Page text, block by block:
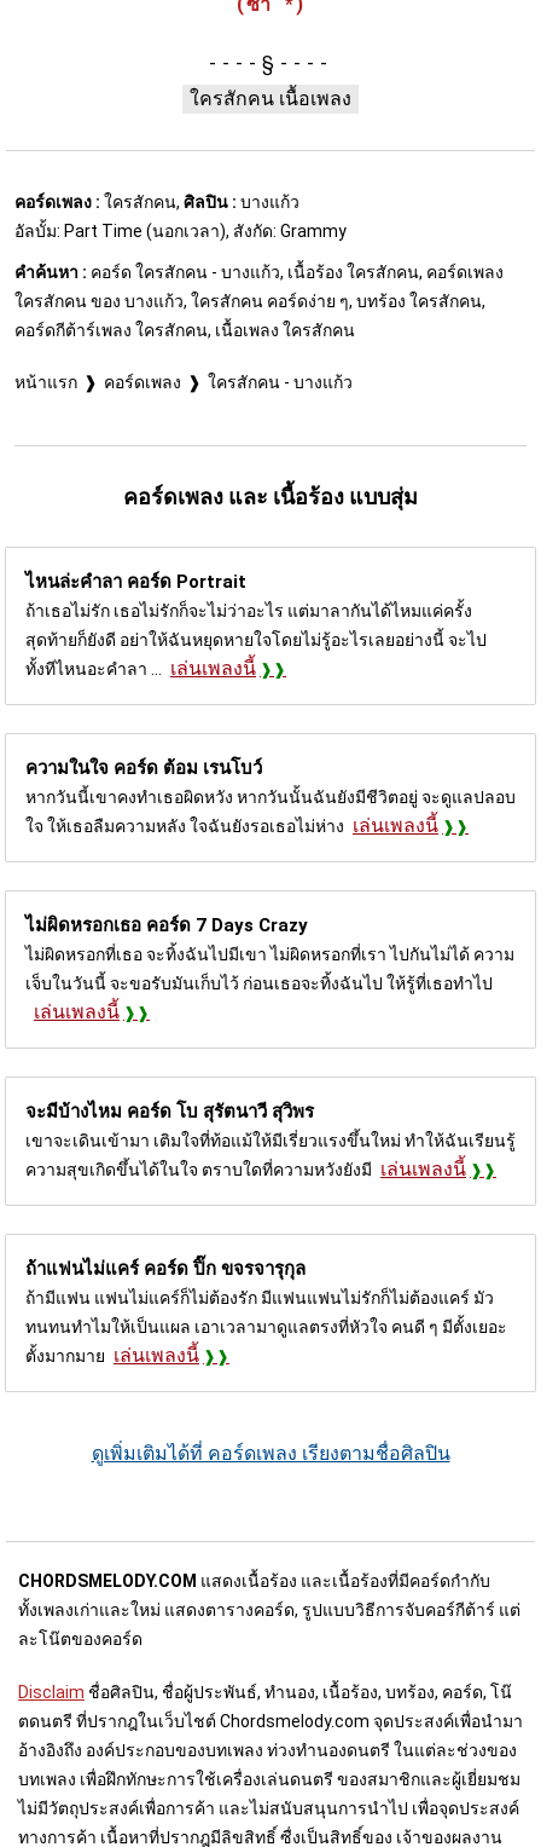
(ซ้ำ *)
§
ใครสักคน เนื้อเพลง
คอร์ดเพลง : ใครสักคน, ศิลปิน : บางแก้ว
อัลบั้ม: Part Time (นอกเวลา), สังกัด: Grammy
คำค้นหา : คอร์ด ใครสักคน - บางแก้ว, เนื้อร้อง ใครสักคน, คอร์ดเพลง
ใครสักคน ของ บางแก้ว, ใครสักคน คอร์ดง่าย ๆ, บทร้อง ใครสักคน,
คอร์ดกีต้าร์เพลง ใครสักคน, เนื้อเพลง ใครสักคน
หน้าแรก คอร์ดเพลง ใครสักคน - บางแก้ว
คอร์ดเพลง และ เนื้อร้อง แบบสุ่ม
ไหนล่ะคำลา คอร์ด Portrait
ถ้าเธอไม่รัก เธอไม่รักก็จะไม่ว่าอะไร แต่มาลากันได้ไหมแค่ครั้ง
สุดท้ายก็ยังดี อย่าให้ฉันหยุดหายใจโดยไม่รู้อะไรเลยอย่างนี้ จะไป
ทั้งทีไหนอะคำลา ... เล่นเพลงนี้
ความในใจ คอร์ด ต้อม เรนโบว์
หากวันนี้เขาคงทำเธอผิดหวัง หากวันนั้นฉันยังมีชีวิตอยู่ จะดูแลปลอบ
ใจ ให้เธอลืมความหลัง ใจฉันยังรอเธอไม่ห่าง เล่นเพลงนี้
ไม่ผิดหรอกเธอ คอร์ด 7 Days Crazy
ไม่ผิดหรอกที่เธอ จะทิ้งฉันไปมีเขา ไม่ผิดหรอกที่เรา ไปกันไม่ได้ ความ
เจ็บในวันนี้ จะขอรับมันเก็บไว้ ก่อนเธอจะทิ้งฉันไป ให้รู้ที่เธอทำไป
เล่นเพลงนี้
จะมีบ้างไหม คอร์ด โบ สุรัตนาวี สุวิพร
เขาจะเดินเข้ามา เติมใจที่ท้อแม้ให้มีเรี่ยวแรงขึ้นใหม่ ทำให้ฉันเรียนรู้
ความสุขเกิดขึ้นได้ในใจ ตราบใดที่ความหวังยังมี เล่นเพลงนี้
ถ้าแฟนไม่แคร์ คอร์ดปิ๊ก ขจรจารุกุล
ถ้ามีแฟน แฟนไม่แคร์ก็ไม่ต้องรัก มีแฟนแฟนไม่รักก็ไม่ต้องแคร์ มัว
ทนทนทำไมให้เป็นแผล เอาเวลามาดูแลตรงที่หัวใจ คนดี ๆ มีตั้งเยอะ
ตั้งมากมาย เล่นเพลงนี้
ดูเพิ่มเติมได้ที่ คอร์ดเพลง เรียงตามชื่อศิลปิน
CHORDSMELODY.COM แสดงเนื้อร้อง และเนื้อร้องที่มีคอร์ดกำกับ
ทั้งเพลงเก่าและใหม่ แสดงตารางคอร์ด, รูปแบบวิธีการจับคอร์กีต้าร์ แต่
ละโน๊ตของคอร์ด
Disclaim ชื่อศิลปิน, ชื่อผู้ประพันธ์, ทำนอง, เนื้อร้อง, บทร้อง, คอร์ด, โน๊
ตดนตรี ที่ปรากฎในเว็บไชต์ Chordsmelody.com จุดประสงค์เพื่อนำมา
อ้างอิงถึง องค์ประกอบของบทเพลง ท่วงทำนองดนตรี ในแต่ละช่วงของ
บทเพลง เพื่อฝึกทักษะการใช้เครื่องเล่นดนตรี ของสมาชิกและผู้เยี่ยมชม
ไม่มีวัตถุประสงค์เพื่อการค้า และไม่สนับสนุนการนำไป เพื่อจุดประสงค์
ทางการค้า เนื้อหาที่ปรากฎมีลิขสิทธิ์ ซื่งเป็นสิทธิ์ของ เจ้าของผลงาน